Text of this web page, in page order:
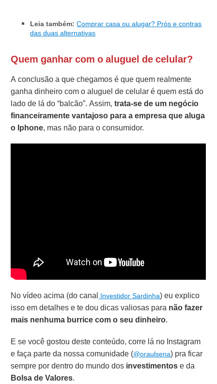
Leia também: Comprar casa ou alugar? Prós e contras
das duas alternativas
Quem ganhar com o aluguel de celular?
A conclusão a que chegamos é que quem realmente
ganha dinheiro com o aluguel de celular é quem está do
lado de lá do “balcão”. Assim,trata-se de um negócio
financeiramente vantajoso para a empresa que aluga
o Iphone, mas não para o consumidor.
No vídeo acima (do canal Investidor Sardinha) eu explico
isso em detalhes e te dou dicas valiosas para não fazer
mais nenhuma burrice com o seu dinheiro.
E se você gostou deste conteúdo, corre lá no Instagram
e faça parte da nossa comunidade (@oraulsena) pra ficar
sempre por dentro do mundo dos investimentose da
Bolsa de Valores.